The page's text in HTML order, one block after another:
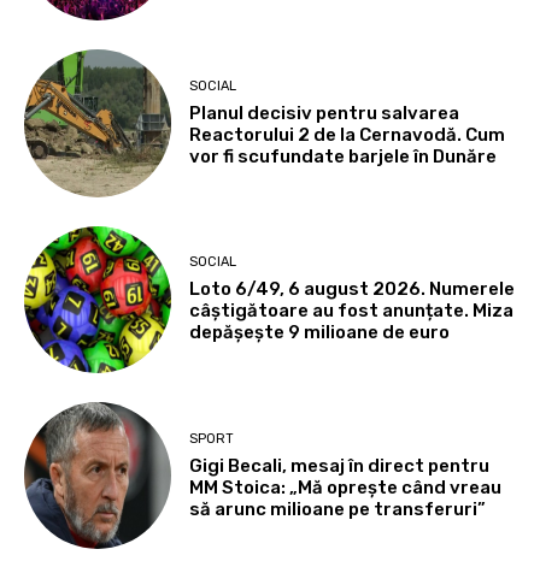
SOCIAL
Planul decisiv pentru salvarea
Reactorului 2 de la Cernavodă. Cum
vor fi scufundate barjele în Dunăre
SOCIAL
Loto 6/49, 6 august 2026. Numerele
câștigătoare au fost anunțate. Miza
depășește 9 milioane de euro
SPORT
Gigi Becali, mesaj în direct pentru
MM Stoica: „Mă oprește când vreau
să arunc milioane pe transferuri”